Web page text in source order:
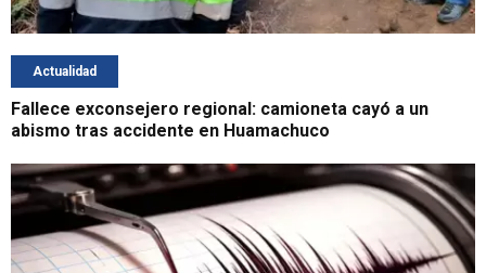
Actualidad
Fallece exconsejero regional: camioneta cayó a un
abismo tras accidente en Huamachuco